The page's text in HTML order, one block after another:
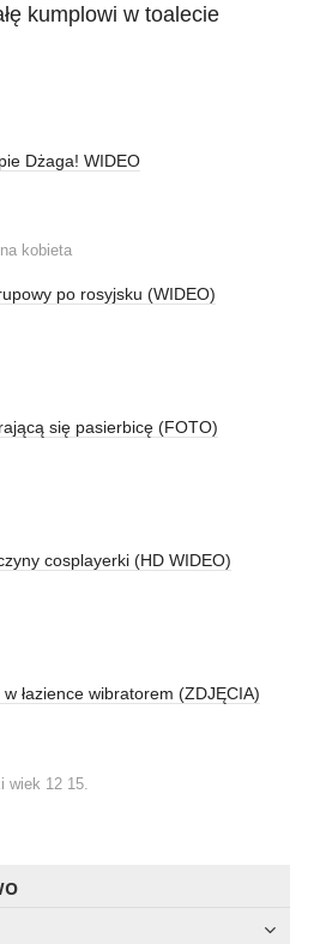
kumplowi w toalecie
Dżaga! WIDEO
kobieta
po rosyjsku (WIDEO)
się pasierbicę (FOTO)
cosplayerki (HD WIDEO)
łazience wibratorem (ZDJĘCIA)
wiek 12 15.